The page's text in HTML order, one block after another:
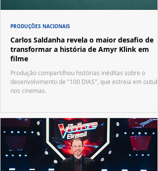
Carlos Saldanha revela o maior desafio de
transformar a história de Amyr Klink em
filme
Produção compartilhou histórias inéditas sobre o
desenvolvimento de "100 DIAS", que estreia em
nos cinemas.
PRODUÇÕES NACIONAIS